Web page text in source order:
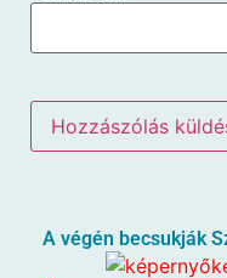
A végén becsukják